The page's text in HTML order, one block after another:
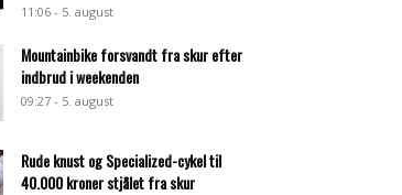
11:06 - 5. august
Mountainbike forsvandt fra skur efter
indbrud i weekenden
09:27 - 5. august
Rude knust og Specialized-cykel til
40.000 kroner stjålet fra skur